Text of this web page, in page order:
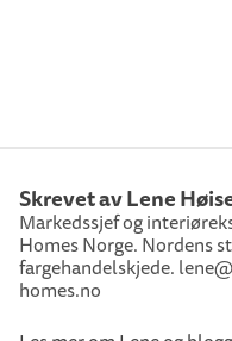
Skrevet av Lene
Markedssjef og
Homes Norge. Nordens
fargehandelskjede.
homes.no